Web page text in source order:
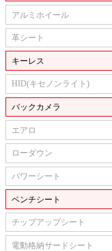
アルミホイール
革シート
キーレス
HID(キセノンライト)
バックカメラ
エアロ
ローダウン
パワーシート
ベンチシート
チップアップシート
電動格納サードシート